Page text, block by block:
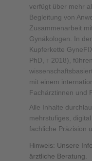
verfügt über mehr
Begleitung von
Zusammenarbeit
Gynäkologen. In
Kupferkette
PhD,
† 2018),
mit einem
Fachärztinnen und
Alle Inhalte
mehrstufiges,
fachliche Präzision
Hinweis: Unsere
ärztliche Beratung.